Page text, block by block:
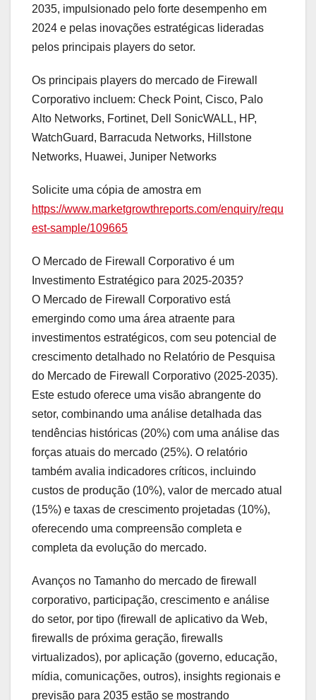
2035, impulsionado pelo forte desempenho em
2024 e pelas inovações estratégicas lideradas
pelos principais players do setor.
Os principais players do mercado de Firewall
Corporativo incluem: Check Point, Cisco, Palo
Alto Networks, Fortinet, Dell SonicWALL, HP,
WatchGuard, Barracuda Networks, Hillstone
Networks, Huawei, Juniper Networks
Solicite uma cópia de amostra em
https://www.marketgrowthreports.com/enquiry/requ
est-sample/109665
O Mercado de Firewall Corporativo é um
Investimento Estratégico para 2025-2035?
O Mercado de Firewall Corporativo está
emergindo como uma área atraente para
investimentos estratégicos, com seu potencial de
crescimento detalhado no Relatório de Pesquisa
do Mercado de Firewall Corporativo (2025-2035).
Este estudo oferece uma visão abrangente do
setor, combinando uma análise detalhada das
tendências históricas (20%) com uma análise das
forças atuais do mercado (25%). O relatório
também avalia indicadores críticos, incluindo
custos de produção (10%), valor de mercado atual
(15%) e taxas de crescimento projetadas (10%),
oferecendo uma compreensão completa e
completa da evolução do mercado.
Avanços no Tamanho do mercado de firewall
corporativo, participação, crescimento e análise
do setor, por tipo (firewall de aplicativo da Web,
firewalls de próxima geração, firewalls
virtualizados), por aplicação (governo, educação,
mídia, comunicações, outros), insights regionais e
previsão para 2035 estão se mostrando